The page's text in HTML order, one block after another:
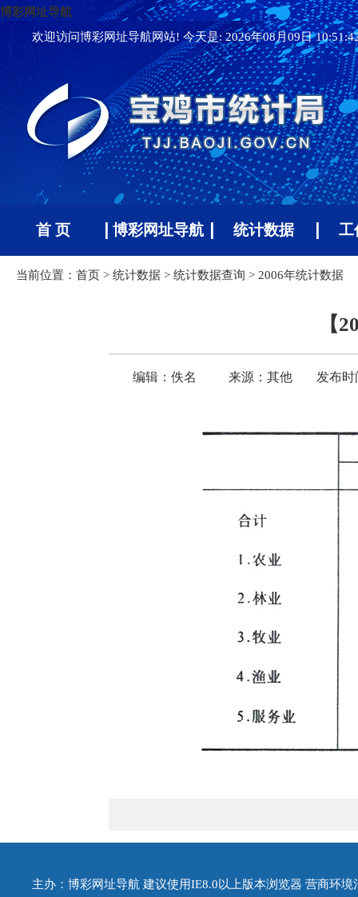
博彩网址导航
欢迎访问博彩网址导航网站! 今天是:2026年08月09日
首 页 博彩网址导航 统计数据 工
当前位置： 首页 > 统计数据 > 统计数据查询 > 2006年统计数据
【
编辑：佚名 来源：其他 发布时
主办：博彩网址导航 建议使用IE8.0以上版本浏览器 营商环境